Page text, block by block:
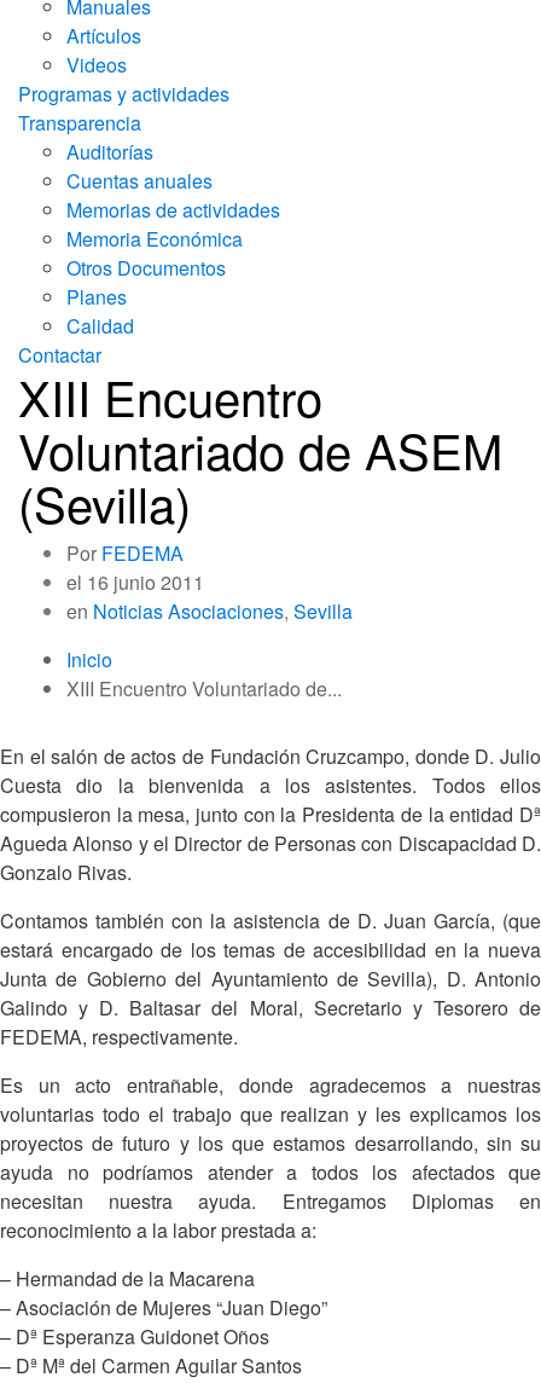
Manuales
Artículos
Videos
Programas y actividades
Transparencia
Auditorías
Cuentas anuales
Memorias de actividades
Memoria Económica
Otros Documentos
Planes
Calidad
Contactar
XIII Encuentro
Voluntariado de ASEM
(Sevilla)
Por FEDEMA
el 16 junio 2011
en Noticias Asociaciones, Sevilla
Inicio
XIII Encuentro Voluntariado de...
En el salón de actos de Fundación Cruzcampo, donde D. Julio
Cuesta dio la bienvenida a los asistentes. Todos ellos
compusieron la mesa, junto con la Presidenta de la entidad Dª
Agueda Alonso y el Director de Personas con Discapacidad D.
Gonzalo Rivas.
Contamos también con la asistencia de D. Juan García, (que
estará encargado de los temas de accesibilidad en la nueva
Junta de Gobierno del Ayuntamiento de Sevilla), D. Antonio
Galindo y D. Baltasar del Moral, Secretario y Tesorero de
FEDEMA, respectivamente.
Es un acto entrañable, donde agradecemos a nuestras
voluntarias todo el trabajo que realizan y les explicamos los
proyectos de futuro y los que estamos desarrollando, sin su
ayuda no podríamos atender a todos los afectados que
necesitan nuestra ayuda. Entregamos Diplomas en
reconocimiento a la labor prestada a:
– Hermandad de la Macarena
– Asociación de Mujeres “Juan Diego”
– Dª Esperanza Guidonet Oños
– Dª Mª del Carmen Aguilar Santos